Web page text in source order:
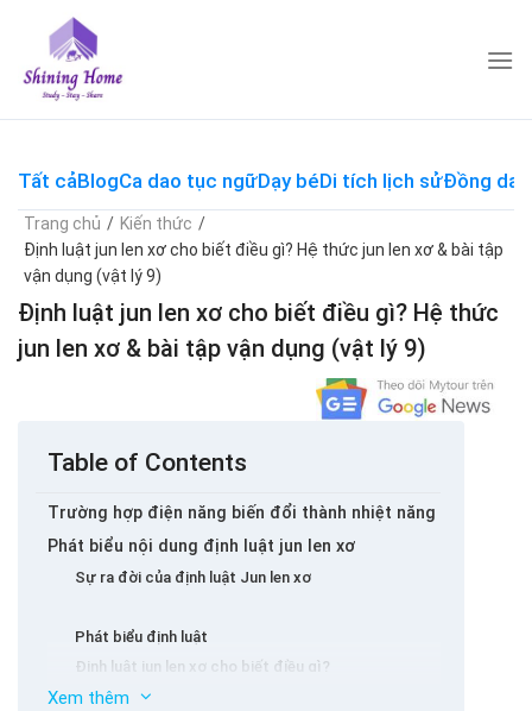
content
Tất cảBlogCa dao tục ngữDạy béDi tích lịch sửĐồng dao
Trang chủ / Kiến thức /
Định luật jun len xơ cho biết điều gì? Hệ thức jun len xơ & bài tập
vận dụng (vật lý 9)
Định luật jun len xơ cho biết điều gì? Hệ thức
jun len xơ & bài tập vận dụng (vật lý 9)
Table of Contents
Trường hợp điện năng biến đổi thành nhiệt năng
Phát biểu nội dung định luật jun len xơ
Sự ra đời của định luật Jun len xơ
Phát biểu định luật
Định luật jun len xơ cho biết điều gì?
Hệ thức định luật Jun Len xơ
Xem thêm